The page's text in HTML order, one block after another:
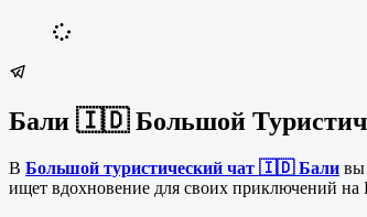
Бали 🇮🇩 Большой
В Большой туристический чат 🇮🇩 Бали вы
ищет вдохновение для своих приключений на